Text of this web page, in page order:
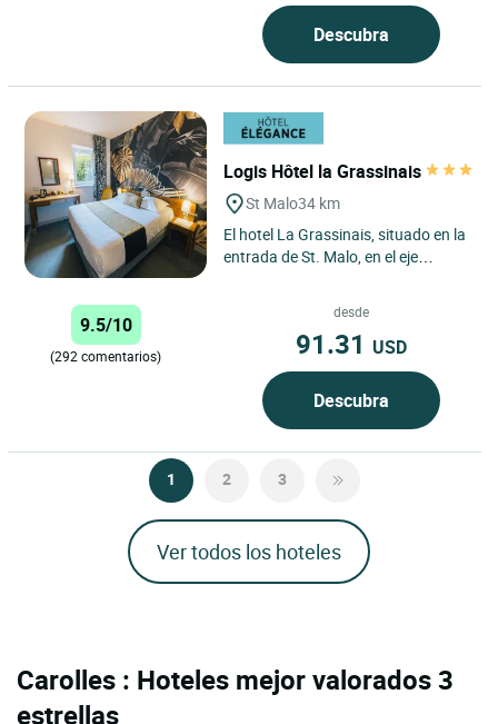
Descubra
Logis Hôtel la Grassinais
St Malo34 km
El hotel La Grassinais, situado en la
entrada de St. Malo, en el eje
9.5/10
(292 comentarios)
desde
91.31 USD
Descubra
1 2 3
Ver todos los hoteles
Carolles : Hoteles mejor valorados 3
estrellas